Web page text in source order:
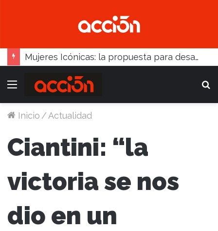
Mujeres Icónicas: la propuesta para desarrollo empresarial femenino que llega a Balcarce
Menú
Inicio /Actualidad
Ciantini: “la
victoria se nos
dio en un